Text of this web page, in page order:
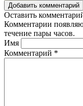
Добавить комментарий
Оставить
Комментарии
течение пары часов.
Имя
Комментарий *